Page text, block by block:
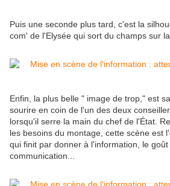
Puis une seconde plus tard, c'est la
com' de l'Elysée qui sort du champs sur
Enfin, la plus belle " image de trop," est
sourire en coin de l'un des deux
lorsqu'il serre la main du chef de l'État.
les besoins du montage, cette scène est
qui finit par donner à l'information, le
communication...